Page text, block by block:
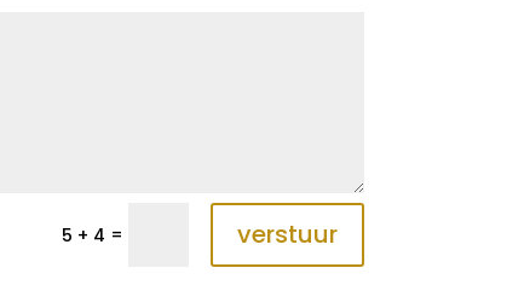
5 + 4 = verstuur